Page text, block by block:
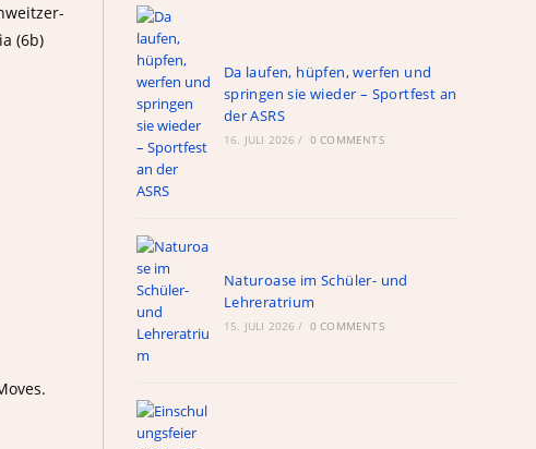
(6b)
Da laufen, hüpfen, werfen und
springen sie wieder – Sportfest an
der ASRS
16. JULI 2026 / 0 COMMENTS
Naturoase im Schüler- und
Lehreratrium
15. JULI 2026 / 0 COMMENTS